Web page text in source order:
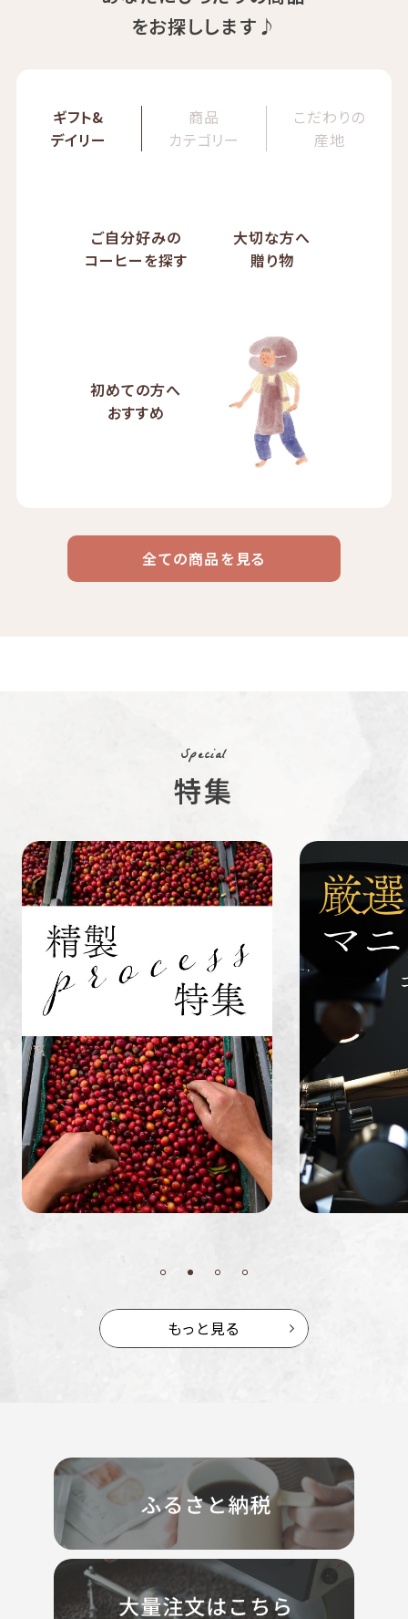
をお探しします♪
ギフト&
デイリー
商品
カテゴリー
こだわりの
産地
ご自分好みの
コーヒーを探す
大切な方へ
贈り物
初めての方へ
おすすめ
コーヒー
リキッド
コーヒー
豆・粉
すてきな道
具
生活雑貨 福袋
業務用 定期便
ケニア
ブラジル
インドネシ
ア
ホンジュラ
ス
ミャンマー ルワンダ
全ての商品を見る
Special
特集
もっと見る